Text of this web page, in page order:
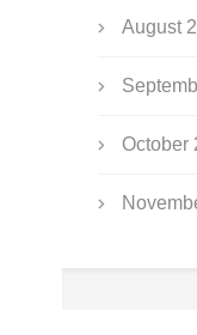
August
October